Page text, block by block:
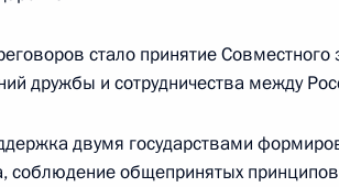
Палаты депутатов Ливана Набиху
стало принятие Совместного
дружбы и сотрудничества между
двумя государствами
соблюдение общепринятых